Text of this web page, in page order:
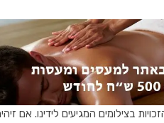
בצילומים המגיעים לידינו. אם